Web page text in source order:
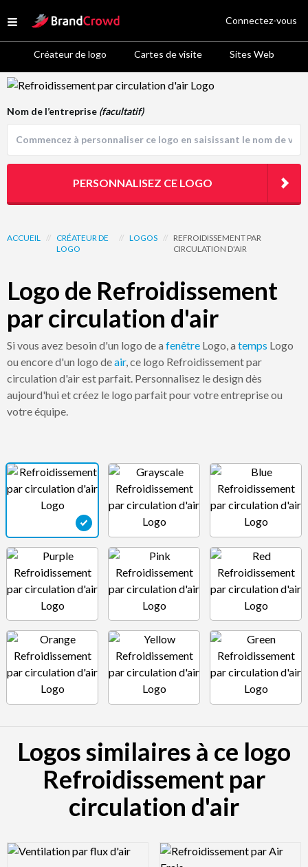
Open menu
Site Logo
Créateur de logo Cartes de visite Sites Web
Connectez-vous
Logo Template Preview
ACCUEIL // CRÉATEUR DE
LOGO
// LOGOS // REFROIDISSEMENT PAR
CIRCULATION D'AIR
Logo de Refroidissement
par circulation d'air
Si vous avez besoin d'un logo de a fenêtre Logo, a temps Logo
ou encore d'un logo deair, ce logo Refroidissement par
circulation d'air est parfait. Personnalisez le design dès
aujourd'hui et créez le logo parfait pour votre entreprise ou
votre équipe.
Nom de l’entreprise (facultatif)
PERSONNALISEZ CE LOGO
Logos similaires à ce logo
Refroidissement par
circulation d'air
Logo Preview Image Logo Preview Image